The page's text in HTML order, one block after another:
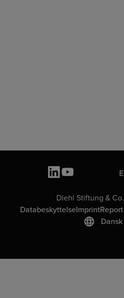
Diehl Stiftung &
DatabeskyttelseImprint
Dansk